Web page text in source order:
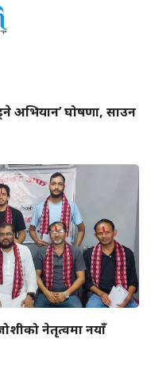
अभियान’ घोषणा, साउन
नेतृत्वमा नयाँ